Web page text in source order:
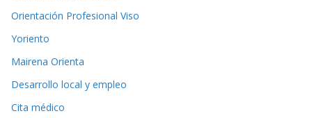
Orientación Profesional Viso
Yoriento
Mairena Orienta
Desarrollo local y empleo
Cita médico